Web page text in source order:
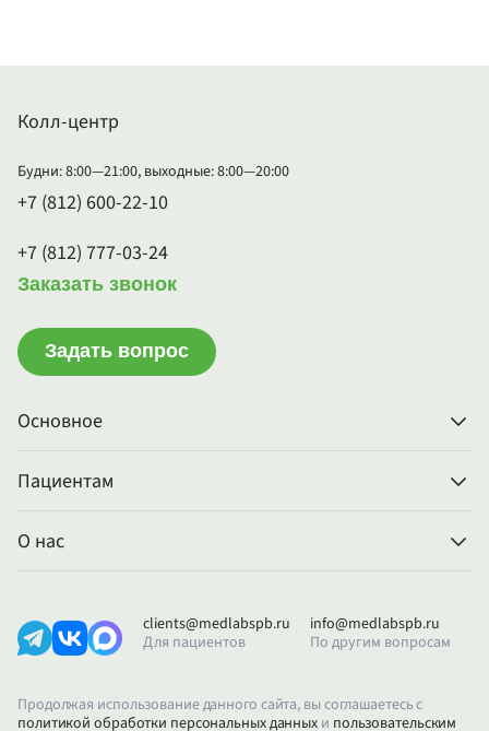
Основное
Пациентам
О нас
Колл-центр
Будни: 8:00—21:00, выходные: 8:00—20:00
+7 (812) 600-22-10
+7 (812) 777-03-24
Заказать звонок
Задать вопрос
Продолжая использование данного сайта, вы соглашаетесь с
политикой обработки персональных данных и пользовательским
clients@medlabspb.ru
Для пациентов
info@medlabspb.ru
По другим вопросам